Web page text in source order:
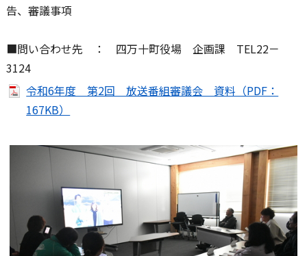
告、審議事項
■問い合わせ先 ： 四万十町役場 企画課 TEL22－
3124
令和6年度 第2回 放送番組審議会 資料（PDF：
167KB）